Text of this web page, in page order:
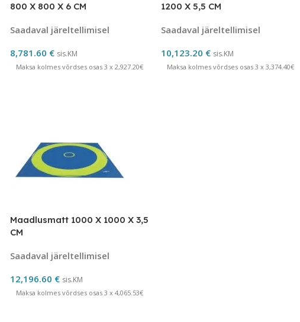
800 X 800 X 6 CM
Saadaval järeltellimisel
8,781.60 € sis.KM
Maksa kolmes võrdses osas 3 x 2,927.20€
1200 X 5,5 CM
Saadaval järeltellimisel
10,123.20 € sis.KM
Maksa kolmes võrdses osas 3 x 3,374.40€
Maadlusmatt 1000 X 1000 X 3,5
CM
Saadaval järeltellimisel
12,196.60 € sis.KM
Maksa kolmes võrdses osas 3 x 4,065.53€